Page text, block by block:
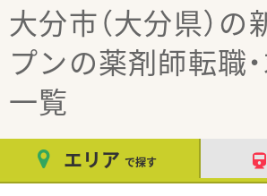
大分市（大分県）の
プンの薬剤師転職
一覧
エリア で探す